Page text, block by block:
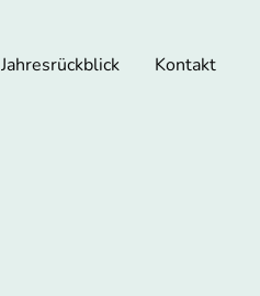
Jahresrückblick Kontakt